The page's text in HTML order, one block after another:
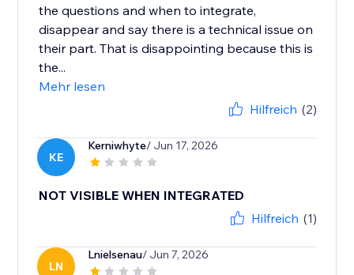
the questions and when to integrate,
disappear and say there is a technical issue on
their part. That is disappointing because this is
the...
Mehr lesen
Hilfreich (2)
KE
Kerniwhyte/ Jun 17, 2026
NOT VISIBLE WHEN INTEGRATED
Hilfreich (1)
LN
Lnielsenau/ Jun 7, 2026